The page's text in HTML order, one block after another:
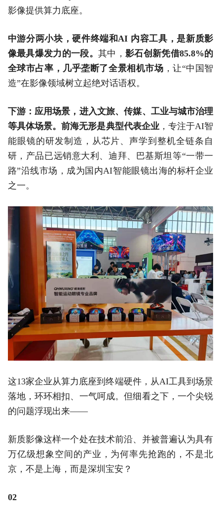
影像提供算力底座。
中游分两小块，硬件终端和AI 内容工具，是新质影
像最具爆发力的一段。 其中，影石创新凭借85.8%的
全球市占率，几乎垄断了全景相机市场 ，让“中国智
造”在影像领域树立起绝对话语权。
下游：应用场景，进入文旅、传媒、工业与城市治理
等具体场景。前海无形是典型代表企业 ，专注于AI智
能眼镜的研发制造，从芯片、声学到整机全链条自
研，产品已远销意大利、迪拜、巴基斯坦等“一带一
路”沿线市场，成为国内AI智能眼镜出海的标杆企业
之一。
这13家企业从算力底座到终端硬件，从AI工具到场景
落地，环环相扣、一气呵成。但细看之下，一个尖锐
的问题浮现出来——
新质影像这样一个处在技术前沿、并被普遍认为具有
万亿级想象空间的产业，为何率先抢跑的，不是北
京，不是上海，而是深圳宝安？
02